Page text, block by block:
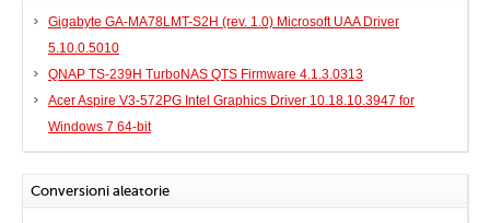
Gigabyte GA-MA78LMT-S2H (rev. 1.0) Microsoft UAA Driver
5.10.0.5010
QNAP TS-239H TurboNAS QTS Firmware 4.1.3.0313
Acer Aspire V3-572PG Intel Graphics Driver 10.18.10.3947 for
Windows 7 64-bit
Conversioni aleatorie